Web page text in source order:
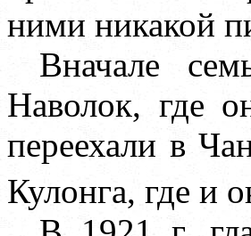
ними никакой
Вначале
Наволок, где
переехали в
Кулонга, где и